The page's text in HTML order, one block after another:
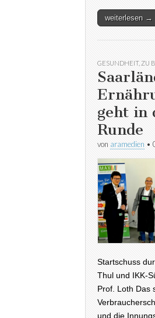
weiterlesen →
GESUNDHEIT, ZU
geht in
Runde
von aramedien •
Startschuss
Thul und IKK-
Prof. Loth Das
und die